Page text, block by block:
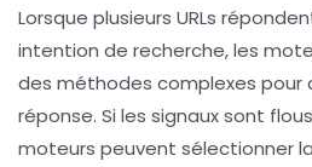
Lorsque plusieurs URLs
intention de recherche, les
des méthodes complexes pour
réponse. Si les signaux sont
moteurs peuvent sélectionner